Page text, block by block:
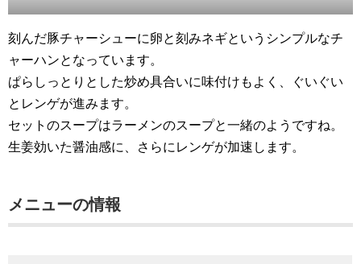
刻んだ豚チャーシューに卵と刻みネギというシンプルなチ
ャーハンとなっています。
ぱらしっとりとした炒め具合いに味付けもよく、ぐいぐい
とレンゲが進みます。
セットのスープはラーメンのスープと一緒のようですね。
生姜効いた醤油感に、さらにレンゲが加速します。
メニューの情報